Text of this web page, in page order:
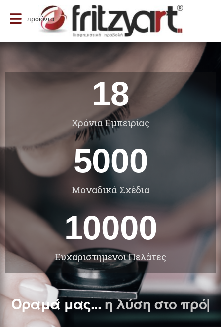
προϊόντα
18
Χρόνια Εμπειρίας
5000
Μοναδικά Σχέδια
10000
Ευχαριστημένοι Πελάτες
Όραμά μας...η λύση|